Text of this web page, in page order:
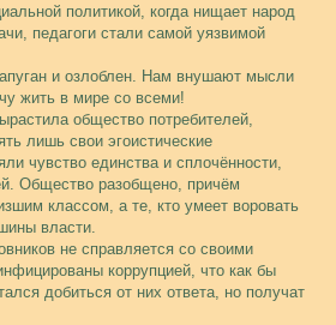
политикой, когда нищает народ
педагоги стали самой уязвимой
и озлоблен. Нам внушают мысли
жить в мире со всеми!
общество потребителей,
лишь свои эгоистические
чувство единства и сплочённости,
Общество разобщено, причём
классом, а те, кто умеет воровать
власти.
не справляется со своими
коррупцией, что как бы
добиться от них ответа, но получат